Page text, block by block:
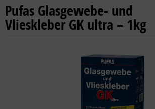
Pufas Glasgewebe- und
Vlieskleber GK ultra – 1kg